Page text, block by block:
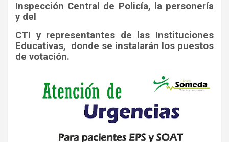
Inspección Central de Policía, la personería
y del
CTI y representantes de las Instituciones
Educativas, donde se instalarán los puestos
de votación.